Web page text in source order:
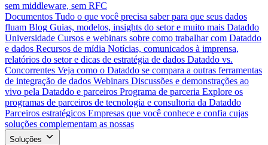
sem middleware, sem RFC
Documentos Tudo o que você precisa saber para que seus dados
fluam Blog Guias, modelos, insights do setor e muito mais Dataddo
Universidade Cursos e webinars sobre como trabalhar com Dataddo
e dados Recursos de mídia Notícias, comunicados à imprensa,
relatórios do setor e dicas de estratégia de dados Dataddo vs.
Concorrentes Veja como o Dataddo se compara a outras ferramentas
de integração de dados Webinars Discussões e demonstrações ao
vivo pela Dataddo e parceiros Programa de parceria Explore os
programas de parceiros de tecnologia e consultoria da Dataddo
Parceiros estratégicos Empresas que você conhece e confia cujas
soluções complementam as nossas
Soluções